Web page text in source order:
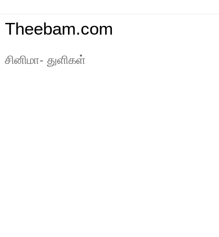
Theebam.com
சினிமா- துளிகள்